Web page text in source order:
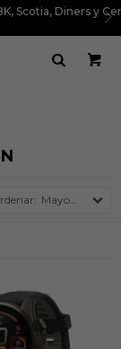
Diners y Cencosud.
Mayor precio